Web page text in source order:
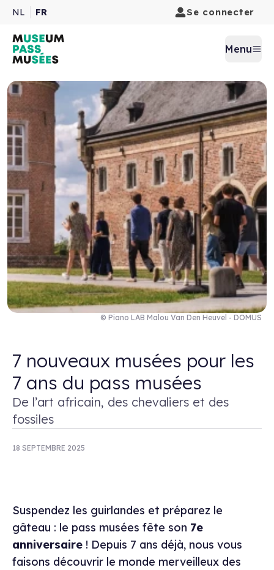
NL FR Se connecter
Menu
© Piano LAB Malou Van Den Heuvel - DOMUS
7 nouveaux musées pour les
7 ans du pass musées
De l’art africain, des chevaliers et des
fossiles
18 SEPTEMBRE 2025
Suspendez les guirlandes et préparez le
gâteau : le pass musées fête son 7e
anniversaire ! Depuis 7 ans déjà, nous vous
faisons découvrir le monde merveilleux des